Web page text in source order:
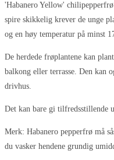
'Habanero Yellow'
spire skikkelig krever de unge
og en høy temperatur på minst
De herdede frøplantene kan
balkong eller terrasse. Den kan
drivhus.
Det kan bare gi tilfredsstillende
Merk: Habanero pepperfrø må
du vasker hendene grundig